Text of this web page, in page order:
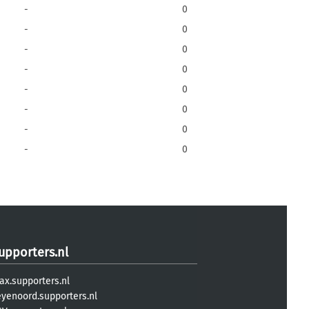
-
0
-
0
-
0
-
0
-
0
-
0
-
0
- 0